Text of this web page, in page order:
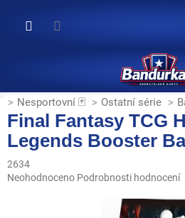
obsah
Nesportovní 🃏 Ostatní série
Final Fantasy TCG
Legends Booster
2634
Průměrné
Neohodnoceno Podrobnosti hodnocení